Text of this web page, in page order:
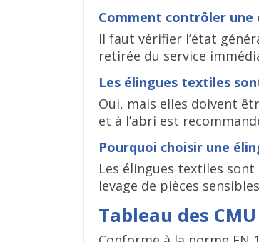
Comment contrôler une
Il faut vérifier l’état
retirée du service
Les élingues textiles
Oui, mais elles doivent
et à l’abri est
Pourquoi choisir une
Les élingues textiles
levage de pièces
Tableau des